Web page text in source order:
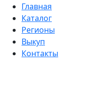
Главная
Каталог
Регионы
Выкуп
Контакты